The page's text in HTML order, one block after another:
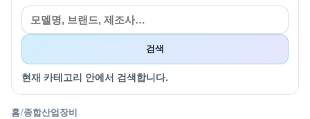
검색
현재 카테고리 안에서 검색합니다.
홈/종합산업장비